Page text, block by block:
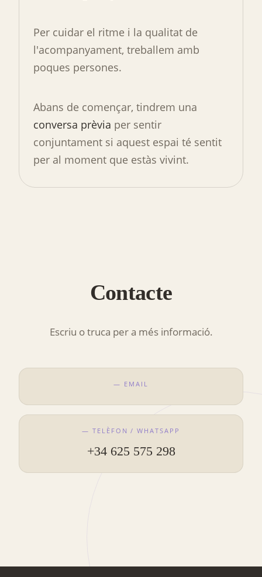
Per cuidar el ritme i la qualitat de
l'acompanyament, treballem amb
poques persones.
Abans de començar, tindrem una
conversa prèvia per sentir
conjuntament si aquest espai té sentit
per al moment que estàs vivint.
Contacte
Escriu o truca per a més informació.
— EMAIL
— TELÈFON / WHATSAPP
+34 625 575 298